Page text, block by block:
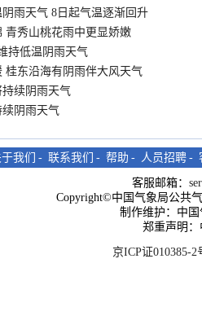
雨天气 8日起气温逐渐回升
青秀山桃花雨中更显娇嫩
持低温阴雨天气
桂东沿海有阴雨伴大风天气
续阴雨天气
阴雨天气
我们 - 联系我们 - 帮助 - 人员招聘 -
客服邮箱：
Copyright©中国气象局公共
制作维护：中
郑重声明
京ICP证010385-2